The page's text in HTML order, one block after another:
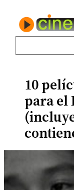
contenido
10
para el